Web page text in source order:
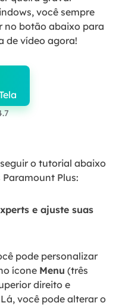
você sempre
no botão abaixo para
de vídeo agora!
o tutorial abaixo
Plus:
e ajuste suas
pode personalizar
ícone Menu (três
direito e
você pode alterar o